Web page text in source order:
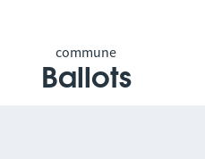
commune
Ballots